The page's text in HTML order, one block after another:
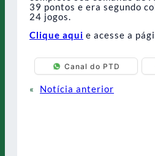
39 pontos e era segundo
24 jogos.
Clique aqui e acesse a
Canal do PTD
«
Notícia anterior